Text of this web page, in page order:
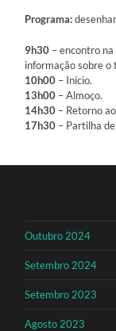
Programa:
9h30 – encontro
informação sobre o
10h00 – Início.
13h00 – Almoço.
14h30 – Retorno
17h30 – Partilha
Outubro 2024
Setembro 2024
Setembro 2023
Agosto 2023